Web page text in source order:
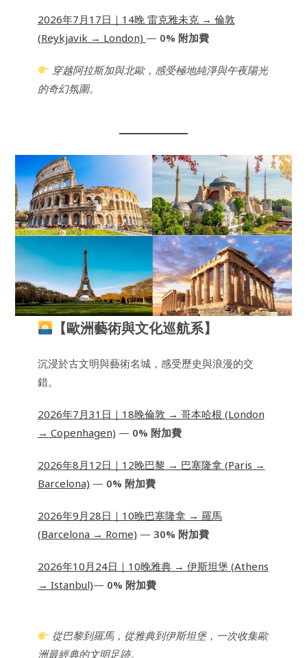
2026年7月17日｜14晚 雷克雅未克 → 倫敦
(Reykjavik → London) — 0% 附加費
穿越阿拉斯加與北歐，感受極地純淨與午夜陽光
的奇幻氛圍。
【歐洲藝術與文化巡航系】
沉浸於古文明與藝術名城，感受歷史與浪漫的交
錯。
2026年7月31日｜18晚倫敦 → 哥本哈根 (London
→ Copenhagen) — 0% 附加費
2026年8月12日｜12晚巴黎 → 巴塞隆拿 (Paris →
Barcelona) — 0% 附加費
2026年9月28日｜10晚巴塞隆拿 → 羅馬
(Barcelona → Rome) — 30% 附加費
2026年10月24日｜10晚雅典 → 伊斯坦堡 (Athens
→ Istanbul)— 0% 附加費
從巴黎到羅馬，從雅典到伊斯坦堡，一次收集歐
洲最經典的文明足跡。